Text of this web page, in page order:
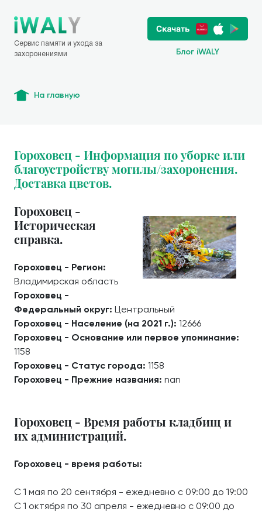
Сервис памяти и ухода за
захоронениями
Блог iWALY
На главную
Гороховец - Информация по уборке или
благоустройству могилы/захоронения.
Доставка цветов.
Гороховец -
Историческая
справка.
Гороховец - Регион:
Владимирская область
Гороховец -
Федеральный округ: Центральный
Гороховец - Население (на 2021 г.): 12666
Гороховец - Основание или первое упоминание:
1158
Гороховец - Статус города: 1158
Гороховец - Прежние названия: nan
Гороховец - Время работы кладбищ и
их администраций.
Гороховец - время работы:
С 1 мая по 20 сентября - ежедневно с 09:00 до 19:00
С 1 октября по 30 апреля - ежедневно с 09:00 до